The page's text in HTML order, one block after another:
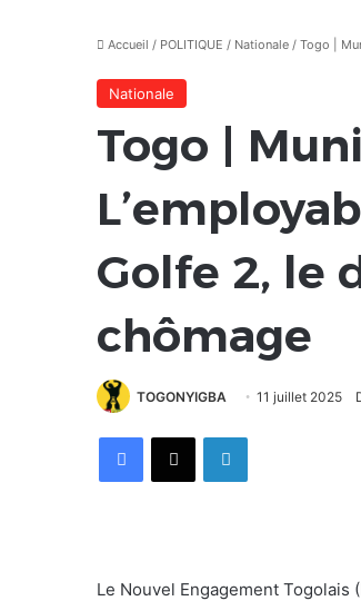
Accueil / POLITIQUE / Nationale / Togo |
Nationale
Togo |
Golfe 2, le
chômage
TOGONYIGBA 11 juillet 2025
FacebookX Linkedin
Le Nouvel Engagement